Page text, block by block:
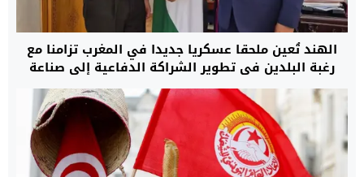
الهند تُعين ملحقا عسكريا جديدا في المغرب تزامنا مع
رغبة البلدين في تطوير الشراكة الدفاعية إلى صناعة
مشتركة للأسلحة